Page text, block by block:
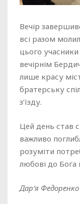
Вечір
всі разом
цього
вечірнім
лише красу
братерську
з’їзду.
Цей день став
важливо
розуміти
любові до Бога
Дар’я Федоренко